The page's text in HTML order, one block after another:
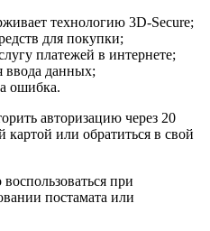
технологию 3D-Secure;
для покупки;
платежей в интернете;
ввода данных;
ошибка.
авторизацию через 20
картой или обратиться в свой
при
постамата или